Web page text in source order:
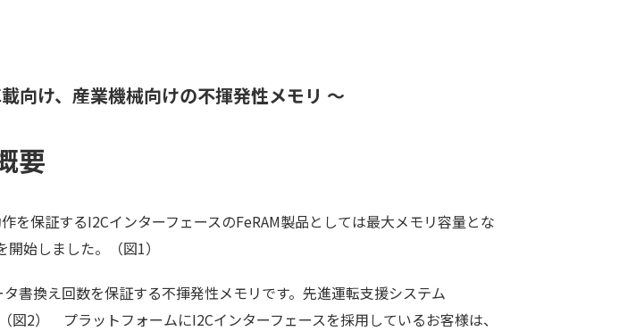
向け、産業機械向けの不揮発性メモリ ～
要
保証するI2CインターフェースのFeRAM製品としては最大メモリ容量とな
始しました。（図1）
書換え回数を保証する不揮発性メモリです。先進運転支援システム
図2） プラットフォームにI2Cインターフェースを採用しているお客様は、